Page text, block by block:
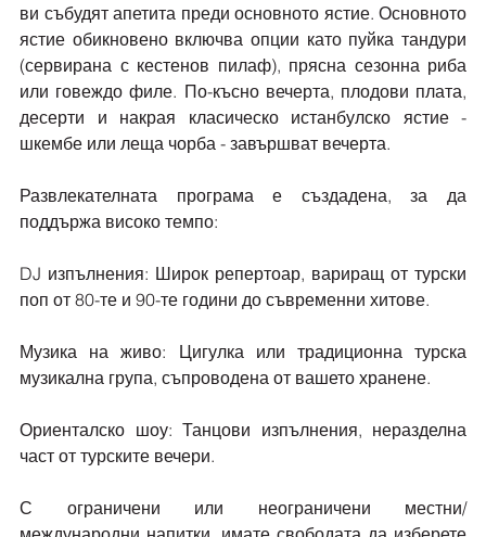
ви събудят апетита преди основното ястие. Основното
ястие обикновено включва опции като пуйка тандури
(сервирана с кестенов пилаф), прясна сезонна риба
или говеждо филе. По-късно вечерта, плодови плата,
десерти и накрая класическо истанбулско ястие -
шкембе или леща чорба - завършват вечерта.
Развлекателната програма е създадена, за да
поддържа високо темпо:
DJ изпълнения: Широк репертоар, вариращ от турски
поп от 80-те и 90-те години до съвременни хитове.
Музика на живо: Цигулка или традиционна турска
музикална група, съпроводена от вашето хранене.
Ориенталско шоу: Танцови изпълнения, неразделна
част от турските вечери.
С ограничени или неограничени местни/